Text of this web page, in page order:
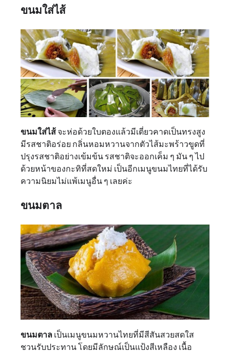
ขนมใส่ไส้
ขนมใส่ไส้ จะห่อด้วยใบตองแล้วมีเตี่ยวคาดเป็นทรงสูง
มีรสชาติอร่อย กลิ่นหอมหวานจากตัวไส้มะพร้าวขูดที่
ปรุงรสชาติอย่างเข้มข้น รสชาติจะออกเค็ม ๆ มัน ๆ ไป
ด้วยหน้าของกะทิที่สดใหม่ เป็นอีกเมนูขนมไทยที่ได้รับ
ความนิยมไม่แพ้เมนูอื่น ๆ เลยค่ะ
ขนมตาล
ขนมตาล เป็นเมนูขนมหวานไทยที่มีสีสันสวยสดใส
ชวนรับประทาน โดยมีลักษณ์เป็นแป้งสีเหลือง เนื้อ